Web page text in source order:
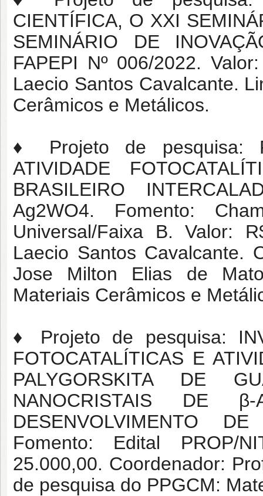
CIENTÍFICA, O XXI
SEMINÁRIO DE
FAPEPI Nº 006/2022.
Laecio Santos Cavalcante.
Cerâmicos e Metálicos.
♦ Projeto de pesquisa:
ATIVIDADE
BRASILEIRO
Ag2WO4. Fomento:
Universal/Faixa B. Valor:
Laecio Santos Cavalcante.
Jose Milton Elias de
Materiais Cerâmicos e
♦ Projeto de pesquisa:
FOTOCATALÍTICAS E
PALYGORSKITA DE
NANOCRISTAIS DE
DESENVOLVIMENTO
Fomento: Edital PROP/
25.000,00. Coordenador:
de pesquisa do PPGCM: